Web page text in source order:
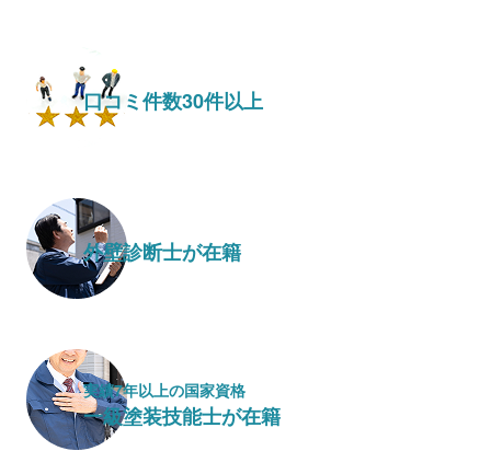
口コミ件数30件以上
外壁診断士が在籍
実績7年以上の国家資格
一級塗装技能士が在籍